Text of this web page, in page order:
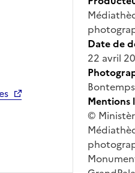
Date de
22 avril
Mentions
©